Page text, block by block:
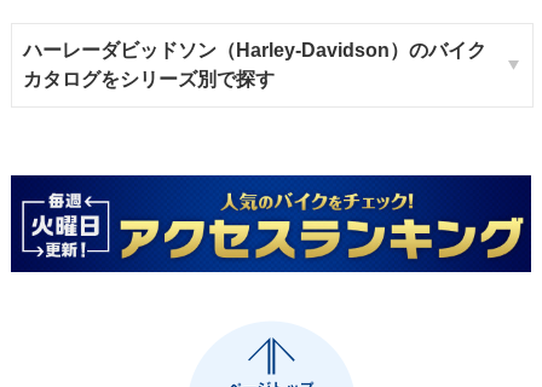
ハーレーダビッドソン（Harley-Davidson）のバイク
カタログをシリーズ別で探す